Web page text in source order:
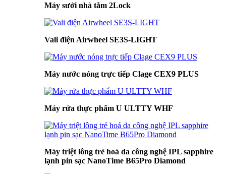
Máy sưởi nhà tắm 2Lock
Vali điện Airwheel SE3S-LIGHT
Máy nước nóng trực tiếp Clage CEX9 PLUS
Máy rửa thực phẩm U ULTTY WHF
Máy triệt lông trẻ hoá da công nghệ IPL sapphire
lạnh pin sạc NanoTime B65Pro Diamond